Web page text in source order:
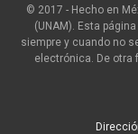
© 2017 - Hecho en
(UNAM). Esta
siempre y cuando no
electrónica. De otra